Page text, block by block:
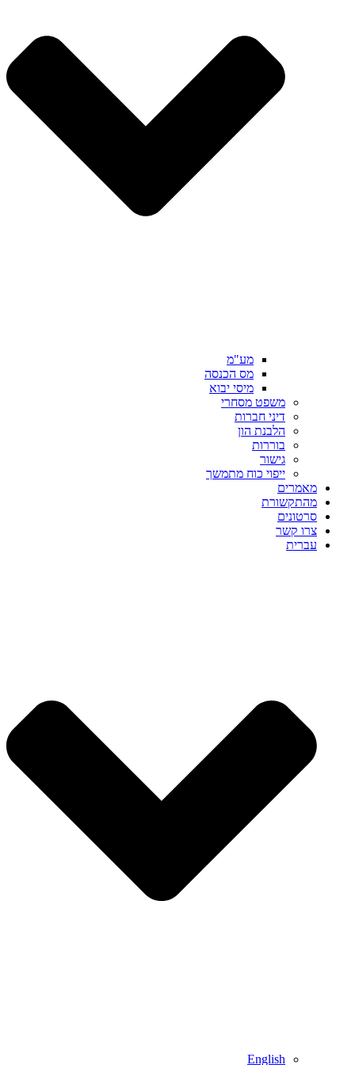
מע"מ
מס הכנסה
מיסי יבוא
משפט מסחרי
דיני חברות
הלבנת הון
בוררות
גישור
ייפוי כוח מתמשך
מאמרים
מהתקשורת
סרטונים
צרו קשר
עברית
English